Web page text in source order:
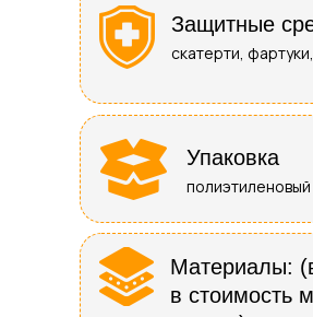
скатерти,
Защитные
полиэтиленовый
Упаковка
Материалы:
в стоимость